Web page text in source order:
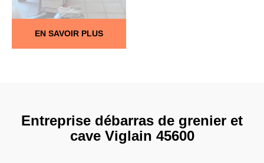
EN SAVOIR PLUS
Entreprise débarras de grenier et
cave Viglain 45600